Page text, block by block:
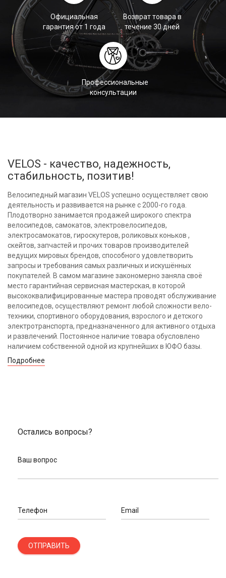
Официальная
гарантия от 1 года
Возврат товара в
течение 30 дней
Профессиональные
консультации
VELOS - качество, надежность,
стабильность, позитив!
Велосипедный магазин VELOS успешно осуществляет свою
деятельность и развивается на рынке с 2000-го года.
Плодотворно занимается продажей широкого спектра
велосипедов, самокатов, электровелосипедов,
электросамокатов, гироскутеров, роликовых коньков ,
скейтов, запчастей и прочих товаров производителей
ведущих мировых брендов, способного удовлетворить
запросы и требования самых различных и искушённых
покупателей. В самом магазине закономерно заняла своё
место гарантийная сервисная мастерская, в которой
высококвалифицированные мастера проводят обслуживание
велосипедов, осуществляют ремонт любой сложности вело-
техники, спортивного оборудования, взрослого и детского
электротранспорта, предназначенного для активного отдыха
и развлечений. Постоянное наличие товара обусловлено
наличием собственной одной из крупнейших в ЮФО базы.
Подробнее
Остались вопросы?
Ваш вопрос
Телефон Email
ОТПРАВИТЬ